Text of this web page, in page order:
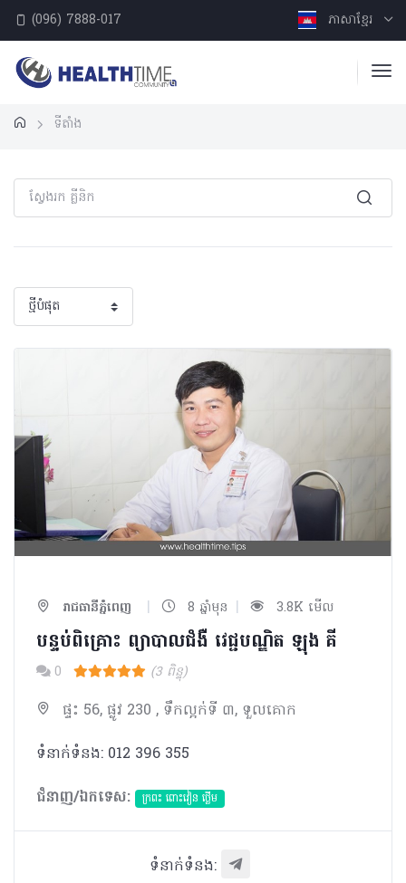
(096) 7888-017 ភាសាខ្មែរ
ទីតាំង
រាជធានីភ្នំពេញ | 8 ឆ្នាំមុន | 3.8K មើល
បន្ទប់ពិគ្រោះ ព្យាបាលជំងឺ វេជ្ជបណ្ឌិត ឡុង គី
0 (3 ពិន្ទុ)
ផ្ទះ 56, ផ្លូវ 230 , ទឹកល្អក់ទី ៣, ទួលគោក
ទំនាក់ទំនង: 012 396 355
ជំនាញ/ឯកទេស:
ក្រពះ ពោះវៀន ថ្លើម
ទំនាក់ទំនង: